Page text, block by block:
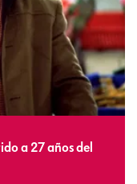
a 27 años del